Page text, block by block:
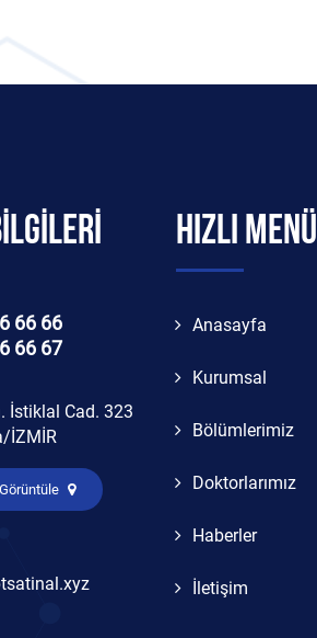
66 66
66 67
İstiklal Cad. 323
İZMİR
HIZLI MENÜ
Anasayfa
Kurumsal
Bölümlerimiz
Doktorlarımız
Haberler
İletişim